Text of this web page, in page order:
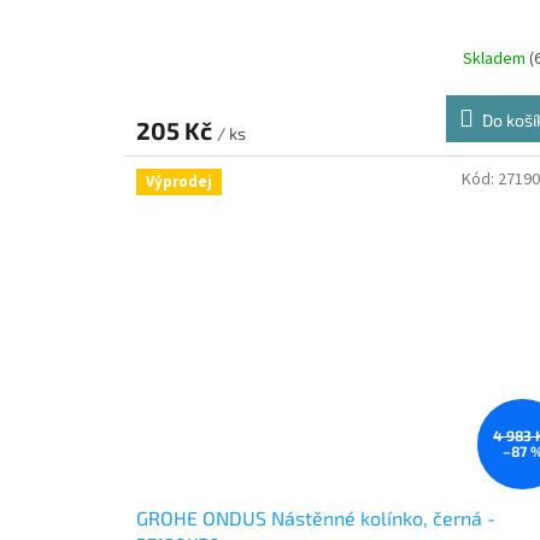
Skladem
205 Kč / ks
Do
Výprodej
4 983
–87
GROHE ONDUS Nástěnné kolínko, černá -
Kód: